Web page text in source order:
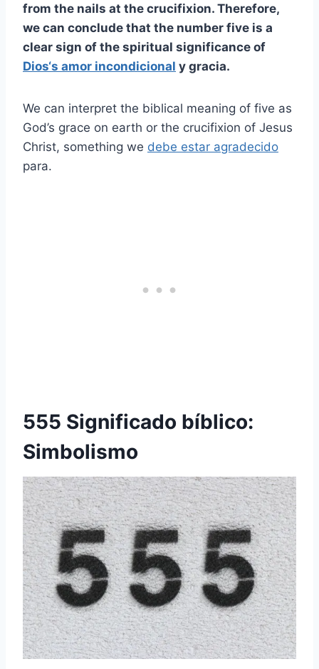
from the nails at the crucifixion. Therefore,
we can conclude that the number five is a
clear sign of the spiritual significance of
Dios‘s amor incondicional y gracia.
We can interpret the biblical meaning of five as
God’s grace on earth or the crucifixion of Jesus
Christ, something we debe estar agradecido
para.
555 Significado bíblico:
Simbolismo